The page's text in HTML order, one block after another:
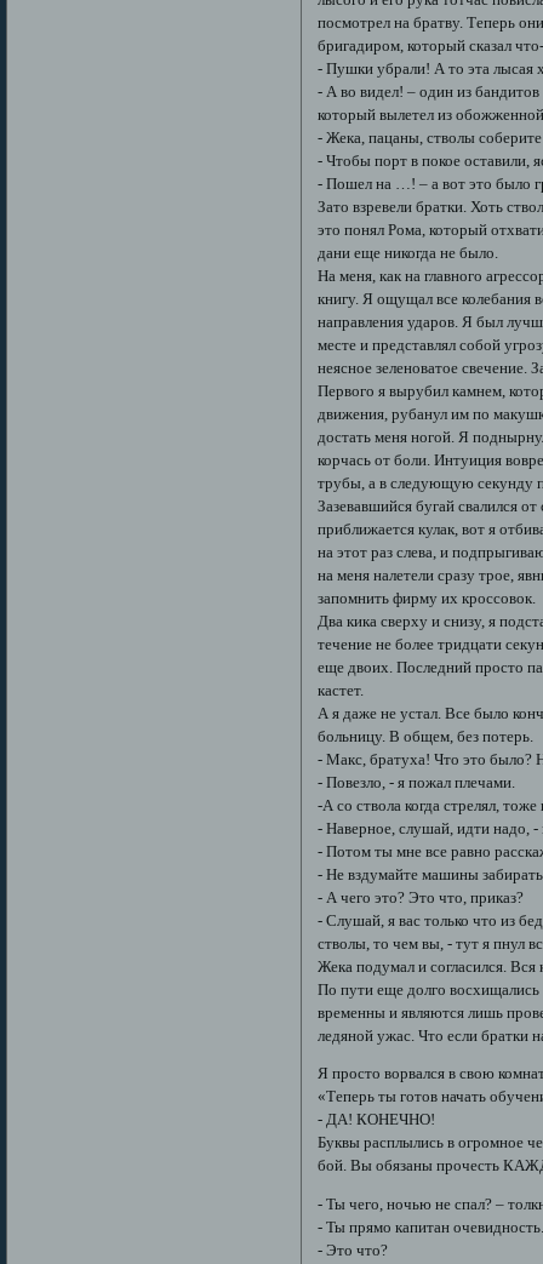
посмотрел на братву. Теперь
бригадиром, который сказал
- Пушки убрали! А то эта лысая
- А во видел! – один из
который вылетел из обожженной
- Жека, пацаны, стволы
- Чтобы порт в покое оставили,
- Пошел на …! – а вот это было
Зато взревели братки. Хоть
это понял Рома, который
дани еще никогда не было.
На меня, как на главного
книгу. Я ощущал все колебания
направления ударов. Я был
месте и представлял собой
неясное зеленоватое
Первого я вырубил камнем,
движения, рубанул им по
достать меня ногой. Я
корчась от боли. Интуиция
трубы, а в следующую секунду
Зазевавшийся бугай свалился
приближается кулак, вот я
на этот раз слева, и
на меня налетели сразу трое,
запомнить фирму их кроссовок.
Два кика сверху и снизу, я
течение не более тридцати
еще двоих. Последний просто
кастет.
А я даже не устал. Все было
больницу. В общем, без потерь.
- Макс, братуха! Что это было?
- Повезло, - я пожал плечами.
-А со ствола когда стрелял,
- Наверное, слушай, идти надо,
- Потом ты мне все равно
- Не вздумайте машины
- А чего это? Это что, приказ?
- Слушай, я вас только что из
стволы, то чем вы, - тут я пнул
Жека подумал и согласился. Вся
По пути еще долго восхищались
временны и являются лишь
ледяной ужас. Что если братки
Я просто ворвался в свою
«Теперь ты готов начать
- ДА! КОНЕЧНО!
Буквы расплылись в огромное
бой. Вы обязаны прочесть
- Ты чего, ночью не спал? –
- Ты прямо капитан
- Это что?